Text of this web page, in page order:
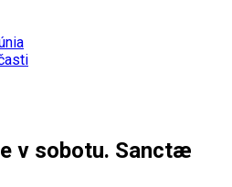
v sobotu. Sanctæ